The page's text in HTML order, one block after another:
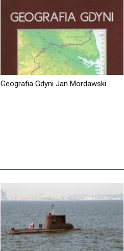
Geografia Gdyni Jan Mordawski